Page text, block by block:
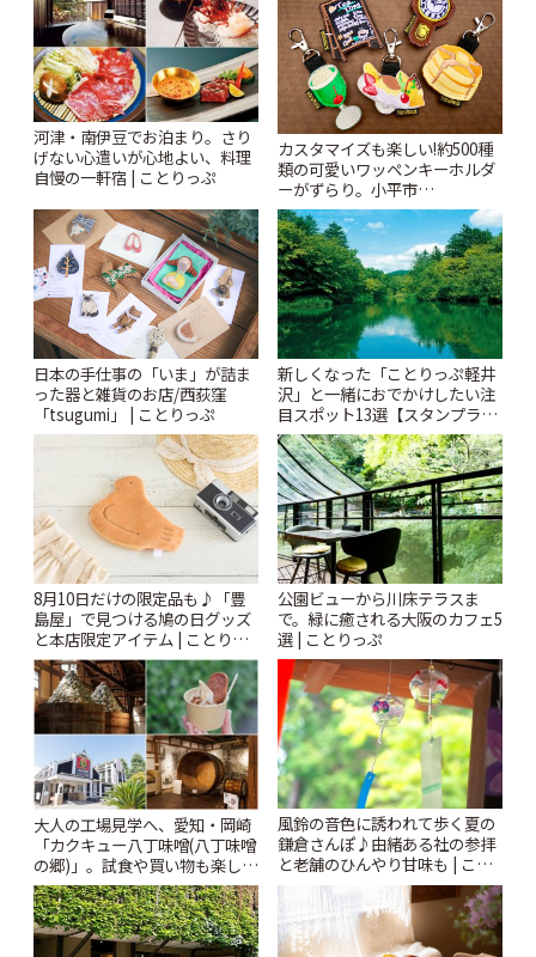
河津・南伊豆でお泊まり。さり
げない心遣いが心地よい、料理
自慢の一軒宿 | ことりっぷ
カスタマイズも楽しい!約500種
類の可愛いワッペンキーホルダ
ーがずらり。小平市
「Kimamaya T&K」 | ことりっ
ぷ
日本の手仕事の「いま」が詰ま
った器と雑貨のお店/西荻窪
「tsugumi」 | ことりっぷ
新しくなった「ことりっぷ軽井
沢」と一緒におでかけしたい注
目スポット13選【スタンプラリ
ー開催中】 | ことりっぷ
8月10日だけの限定品も♪「豊
島屋」で見つける鳩の日グッズ
と本店限定アイテム | ことりっ
ぷ
公園ビューから川床テラスま
で。緑に癒される大阪のカフェ5
選 | ことりっぷ
大人の工場見学へ、愛知・岡崎
「カクキュー八丁味噌(八丁味噌
の郷)」。試食や買い物も楽しみ
♪ | ことりっぷ
風鈴の音色に誘われて歩く夏の
鎌倉さんぽ♪由緒ある社の参拝
と老舗のひんやり甘味も | こと
りっぷ